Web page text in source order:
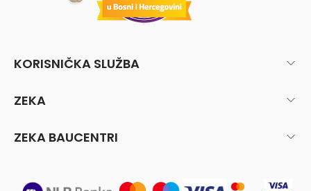
KORISNIČKA SLUŽBA
ZEKA
ZEKA BAUCENTRI